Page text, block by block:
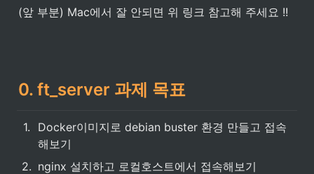
(앞 부분) Mac에서 잘 안되면 위 링크 참고해 주세요 !!
0. ft_server 과제 목표
1.
Docker이미지로 debian buster 환경 만들고 접속
해보기
2. nginx 설치하고 로컬호스트에서 접속해보기